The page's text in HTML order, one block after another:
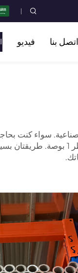
اتصل بنا فيديو
لمشاريع السباكة أو البناء الجديد أو حتى مشروع منزلي صغير، يمكنك